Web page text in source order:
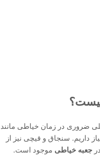
ضروری در زمان خیاطی مانند
داریم. سنجاق و قیچی نیز از
جعبه خیاطی موجود است.